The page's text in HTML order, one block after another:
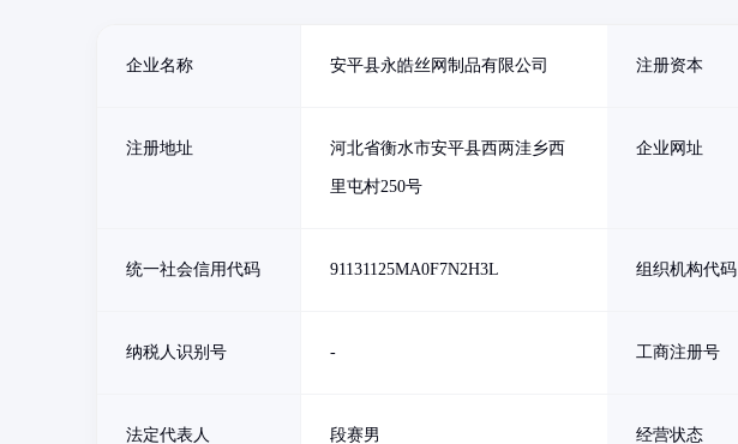
企业名称 安平县永皓丝网制品有限公司 注册资本
注册地址 河北省衡水市安平县西两洼乡西
里屯村250号
企业网址
统一社会信用代码 91131125MA0F7N2H3L 组织机构代码
纳税人识别号 - 工商注册号
法定代表人 段赛男 经营状态